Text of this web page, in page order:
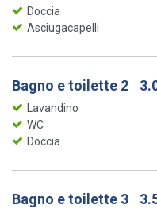
Doccia
Asciugacapelli
Bagno e toilette 2
Lavandino
WC
Doccia
Bagno e toilette 3